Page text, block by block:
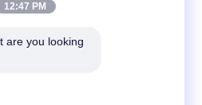
12:47 PM
are you looking